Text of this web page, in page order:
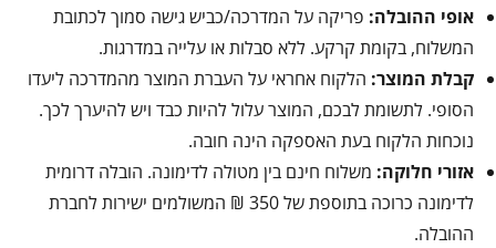
אופי ההובלה: פריקה על המדרכה/כביש גישה סמוך לכתובת
המשלוח, בקומת קרקע. ללא סבלות או עלייה במדרגות.
קבלת המוצר: הלקוח אחראי על העברת המוצר מהמדרכה ליעדו
הסופי. לתשומת לבכם, המוצר עלול להיות כבד ויש להיערך לכך.
נוכחות הלקוח בעת האספקה הינה חובה.
אזורי חלוקה: משלוח חינם בין מטולה לדימונה. הובלה דרומית
לדימונה כרוכה בתוספת של 350 ₪ המשולמים ישירות לחברת
ההובלה.